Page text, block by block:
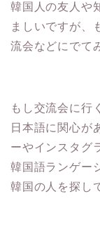
韓国人の友人や
ましいですが、
流会などにでて
もし交流会に行
日本語に関心が
ーやインスタグ
韓国語ランゲー
韓国の人を探し